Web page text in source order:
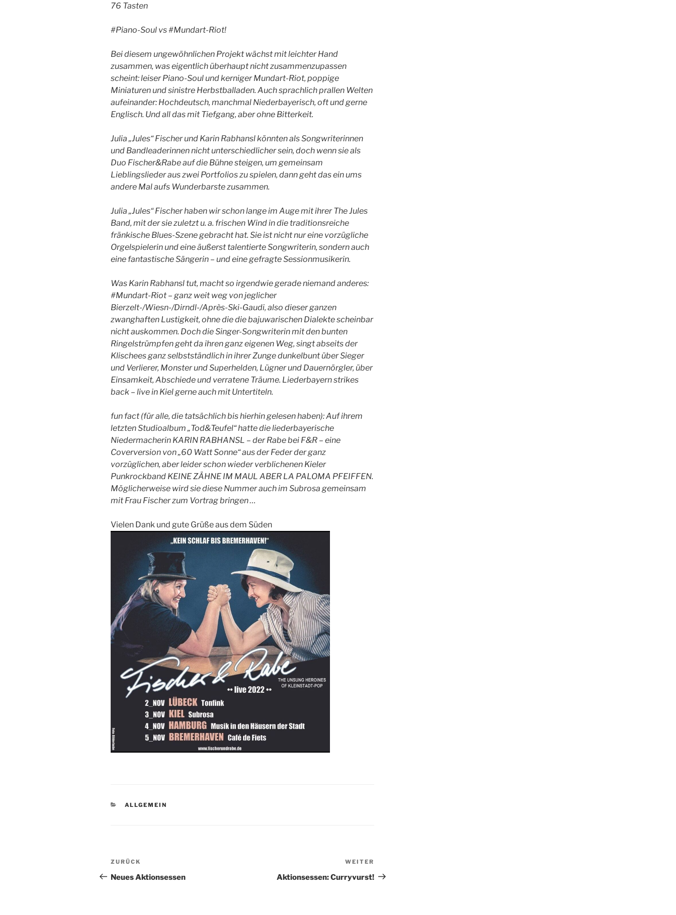
76 Tasten
#Piano-Soul vs #Mundart-Riot!
Bei diesem ungewöhnlichen Projekt wächst mit leichter Hand
zusammen, was eigentlich überhaupt nicht zusammenzupassen
scheint: leiser Piano-Soul und kerniger Mundart-Riot, poppige
Miniaturen und sinistre Herbstballaden. Auch sprachlich prallen Welten
aufeinander: Hochdeutsch, manchmal Niederbayerisch, oft und gerne
Englisch. Und all das mit Tiefgang, aber ohne Bitterkeit.
Julia „Jules“ Fischer und Karin Rabhansl könnten als Songwriterinnen
und Bandleaderinnen nicht unterschiedlicher sein, doch wenn sie als
Duo Fischer&Rabe auf die Bühne steigen, um gemeinsam
Lieblingslieder aus zwei Portfolios zu spielen, dann geht das ein ums
andere Mal aufs Wunderbarste zusammen.
Julia „Jules“ Fischer haben wir schon lange im Auge mit ihrer The Jules
Band, mit der sie zuletzt u. a. frischen Wind in die traditionsreiche
fränkische Blues-Szene gebracht hat. Sie ist nicht nur eine vorzügliche
Orgelspielerin und eine äußerst talentierte Songwriterin, sondern auch
eine fantastische Sängerin – und eine gefragte Sessionmusikerin.
Was Karin Rabhansl tut, macht so irgendwie gerade niemand anderes:
#Mundart-Riot – ganz weit weg von jeglicher
Bierzelt-/Wiesn-/Dirndl-/Après-Ski-Gaudi, also dieser ganzen
zwanghaften Lustigkeit, ohne die die bajuwarischen Dialekte scheinbar
nicht auskommen. Doch die Singer-Songwriterin mit den bunten
Ringelstrümpfen geht da ihren ganz eigenen Weg, singt abseits der
Klischees ganz selbstständlich in ihrer Zunge dunkelbunt über Sieger
und Verlierer, Monster und Superhelden, Lügner und Dauernörgler, über
Einsamkeit, Abschiede und verratene Träume. Liederbayern strikes
back – live in Kiel gerne auch mit Untertiteln.
fun fact (für alle, die tatsächlich bis hierhin gelesen haben): Auf ihrem
letzten Studioalbum „Tod&Teufel“ hatte die liederbayerische
Niedermacherin KARIN RABHANSL – der Rabe bei F&R – eine
Coverversion von „60 Watt Sonne“ aus der Feder der ganz
vorzüglichen, aber leider schon wieder verblichenen Kieler
Punkrockband KEINE ZÄHNE IM MAUL ABER LA PALOMA PFEIFFEN.
Möglicherweise wird sie diese Nummer auch im Subrosa gemeinsam
mit Frau Fischer zum Vortrag bringen …
Vielen Dank und gute Grüße aus dem Süden
KATEGORIEN
ALLGEMEIN
Beitragsnavigation
Vorheriger
Beitrag
ZURÜCK
Neues Aktionsessen
Beitrag
WEITER
Aktionsessen: Curryvurst!